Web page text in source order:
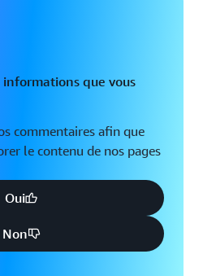
que vous
commentaires afin que
le contenu de nos pages
Oui
Non